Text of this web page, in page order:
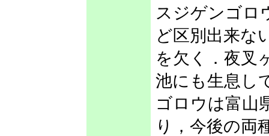
スジゲンゴロ
ど区別出来な
を欠く．夜叉
池にも生息し
ゴロウは富山
り，今後の両